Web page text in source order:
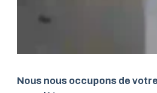
Nous nous occupons de